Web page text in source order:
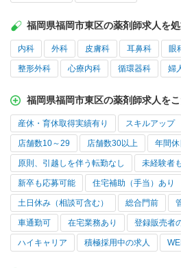
福岡県福岡市東区の薬剤師求人を
内科 外科 皮膚科 耳鼻科 眼
整形外科 心療内科 循環器科 婦
福岡県福岡市東区の薬剤師求人を
産休・育休取得実績有り スキルアップ
店舗数10～29 店舗数30以上 年間
原則、引越しを伴う転勤なし 未経験者
新卒も応募可能 住宅補助（手当）あり
土日休み（相談可含む） 総合門前
車通勤可 在宅業務あり 登録販売者
ハイキャリア 積極採用中の求人